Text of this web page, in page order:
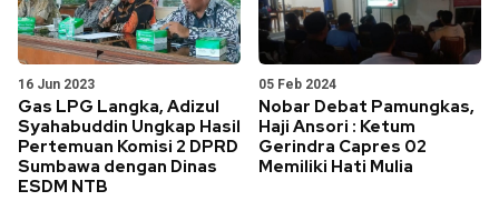
16 Jun 2023
Gas LPG Langka, Adizul
Syahabuddin Ungkap Hasil
Pertemuan Komisi 2 DPRD
Sumbawa dengan Dinas
ESDM NTB
05 Feb 2024
Nobar Debat Pamungkas,
Haji Ansori : Ketum
Gerindra Capres 02
Memiliki Hati Mulia